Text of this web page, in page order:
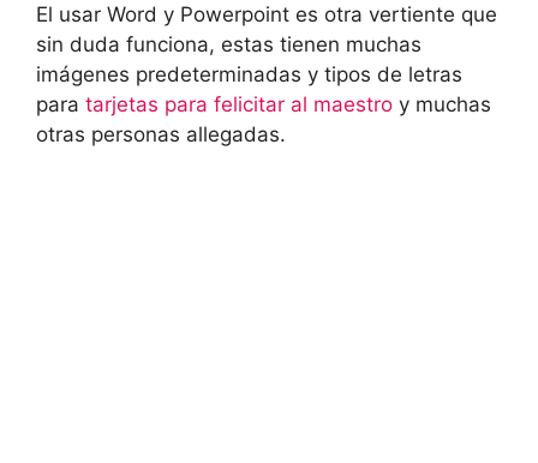
El usar Word y Powerpoint es otra vertiente que
sin duda funciona, estas tienen muchas
imágenes predeterminadas y tipos de letras
para tarjetas para felicitar al maestro y muchas
otras personas allegadas.